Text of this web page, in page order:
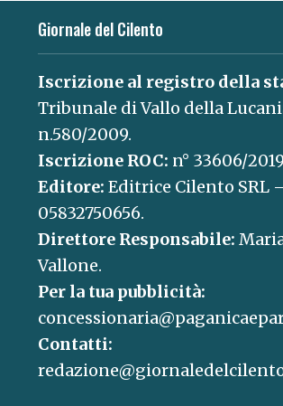
Giornale del Cilento
Iscrizione al registro della
Tribunale di Vallo della
n.580/2009.
Iscrizione ROC: n° 33606/
Editore: Editrice Cilento SRL
05832750656.
Direttore Responsabile:
Vallone.
Per la tua pubblicità:
Contatti: